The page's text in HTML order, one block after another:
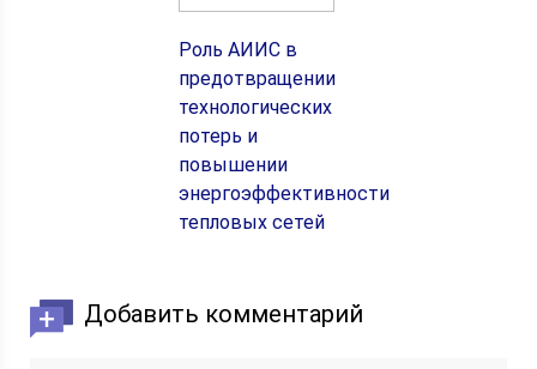
Роль АИИС в
предотвращении
технологических
потерь и
повышении
энергоэффективности
тепловых сетей
Добавить комментарий